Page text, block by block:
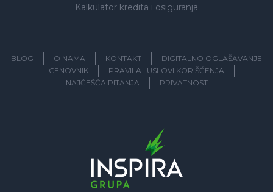
Kalkulator kredita i osiguranja
BLOG O NAMA KONTAKT
DIGITALNO OGLAŠAVANJE
CENOVNIK
PRAVILA I USLOVI KORIŠĆENJA
NAJČEŠĆA PITANJA
PRIVATNOST